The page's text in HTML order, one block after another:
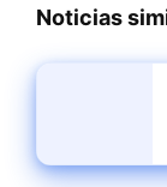
Noticias